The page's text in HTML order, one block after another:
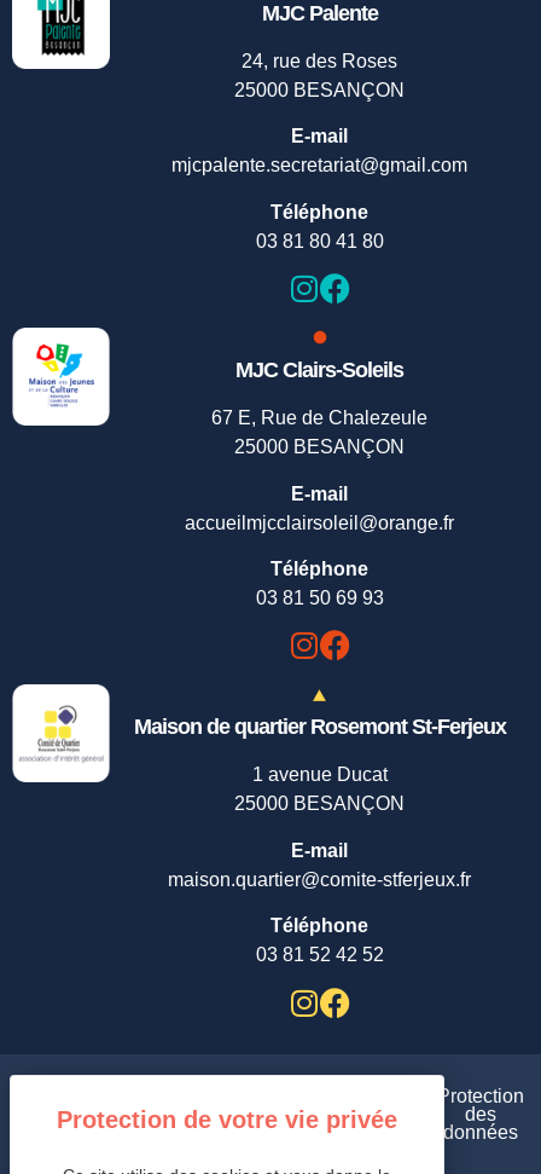
MJC Palente
24, rue des Roses
25000 BESANÇON
E-mail
mjcpalente.secretariat@gmail.com
Téléphone
03 81 80 41 80
MJC Clairs-Soleils
67 E, Rue de Chalezeule
25000 BESANÇON
E-mail
accueilmjcclairsoleil@orange.fr
Téléphone
03 81 50 69 93
Maison de quartier Rosemont St-Ferjeux
1 avenue Ducat
25000 BESANÇON
E-mail
maison.quartier@comite-stferjeux.fr
Téléphone
03 81 52 42 52
accessibilité
/
de
site
Mentions
légales /Gestion des cookies /
Protection
des
données